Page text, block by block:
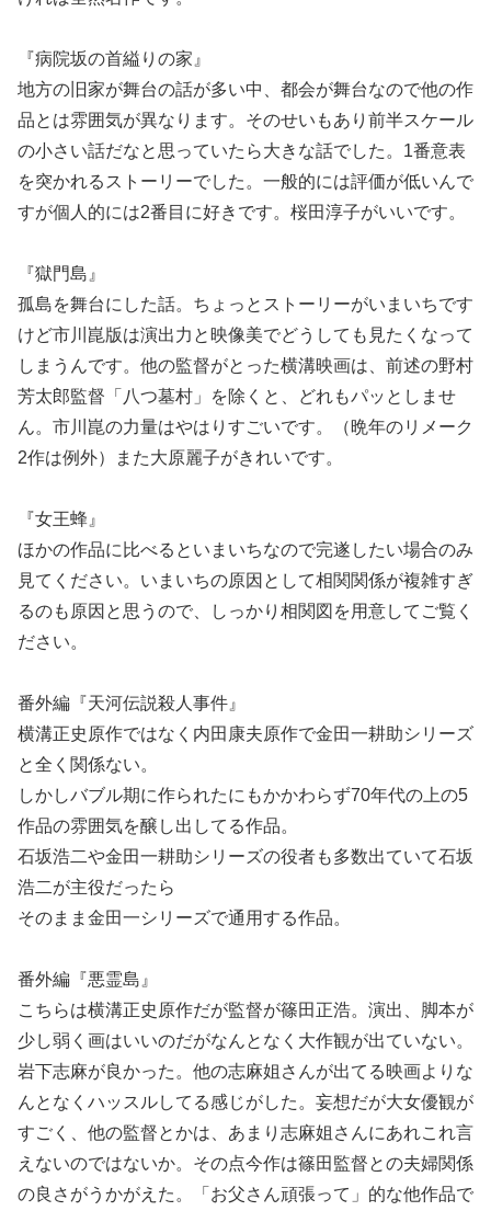
『病院坂の首縊りの家』
地方の旧家が舞台の話が多い中、都会が舞台なので他の作
品とは雰囲気が異なります。そのせいもあり前半スケール
の小さい話だなと思っていたら大きな話でした。1番意表
を突かれるストーリーでした。一般的には評価が低いんで
すが個人的には2番目に好きです。桜田淳子がいいです。
『獄門島』
孤島を舞台にした話。ちょっとストーリーがいまいちです
けど市川崑版は演出力と映像美でどうしても見たくなって
しまうんです。他の監督がとった横溝映画は、前述の野村
芳太郎監督「八つ墓村」を除くと、どれもパッとしませ
ん。市川崑の力量はやはりすごいです。（晩年のリメーク
2作は例外）また大原麗子がきれいです。
『女王蜂』
ほかの作品に比べるといまいちなので完遂したい場合のみ
見てください。いまいちの原因として相関関係が複雑すぎ
るのも原因と思うので、しっかり相関図を用意してご覧く
ださい。
番外編『天河伝説殺人事件』
横溝正史原作ではなく内田康夫原作で金田一耕助シリーズ
と全く関係ない。
しかしバブル期に作られたにもかかわらず70年代の上の5
作品の雰囲気を醸し出してる作品。
石坂浩二や金田一耕助シリーズの役者も多数出ていて石坂
浩二が主役だったら
そのまま金田一シリーズで通用する作品。
番外編『悪霊島』
こちらは横溝正史原作だが監督が篠田正浩。演出、脚本が
少し弱く画はいいのだがなんとなく大作観が出ていない。
岩下志麻が良かった。他の志麻姐さんが出てる映画よりな
んとなくハッスルしてる感じがした。妄想だが大女優観が
すごく、他の監督とかは、あまり志麻姐さんにあれこれ言
えないのではないか。その点今作は篠田監督との夫婦関係
の良さがうかがえた。「お父さん頑張って」的な他作品で